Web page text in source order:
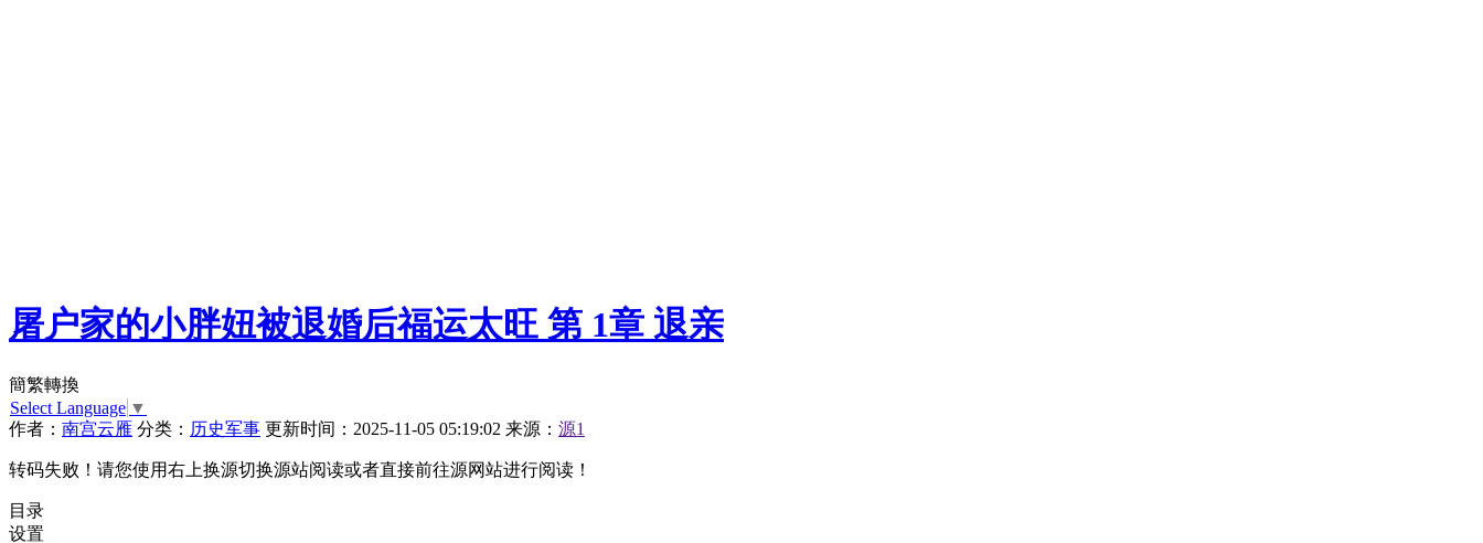
屠户家的小胖妞被退婚后福运太旺 第 1章 退亲
簡繁轉換
Select Language ▼
作者： 南宫云雁 分类： 历史军事 更新时间：2025-11-05 05:19:02 来源： 源1
转码失败！请您使用右上换源切换源站阅读或者直接前往源网站进行阅读！
目录
设置